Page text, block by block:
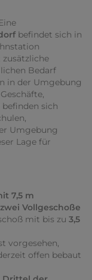
befindet sich in
Bedarf
in der Umgebung
sich
Umgebung
Lage für
7,5 m
zwei Vollgeschoße
mit bis zu 3,5
vorgesehen,
offen bebaut